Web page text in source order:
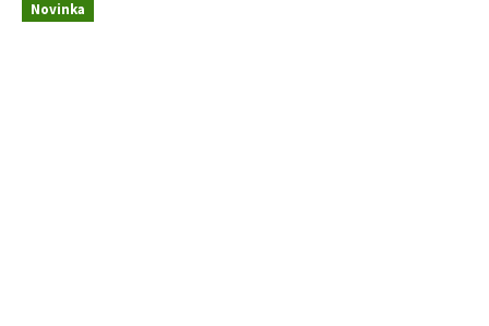
Novinka